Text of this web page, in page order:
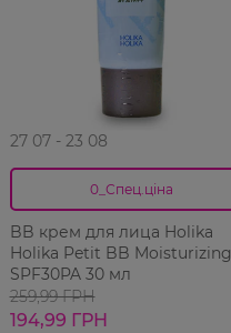
27 07 - 23 08
0_Спец.ціна
BB крем для лица Holika
Holika Petit BB Moisturizing
SPF30PA 30 мл
259,99 ГРН
194,99 ГРН